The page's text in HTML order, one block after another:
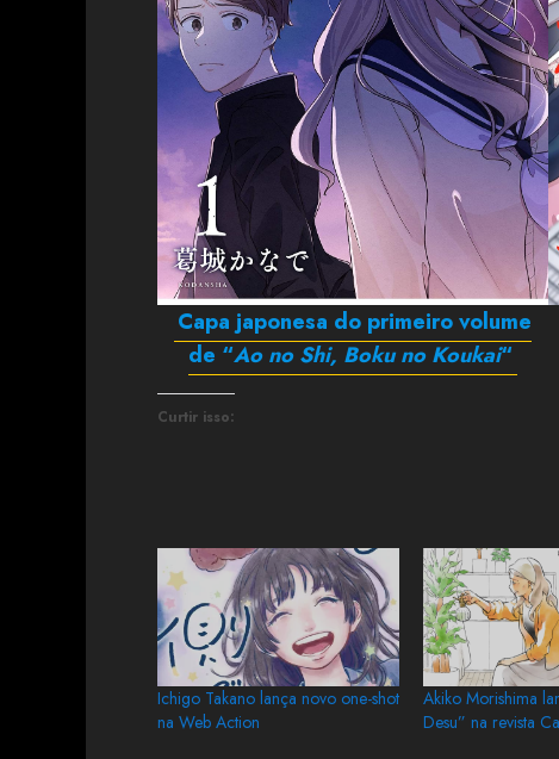
Capa japonesa do primeiro volume
de “Ao no Shi, Boku no Koukai“
Curtir isso:
Ichigo Takano lança novo one-shot
na Web Action
Akiko Morishima
Desu” na revista